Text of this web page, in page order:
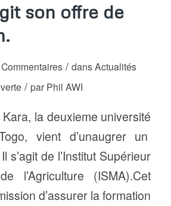
son offre de
/ dansActualités
/ par Phil AWI
Kara, la deuxieme université
vient d’unaugrer un
s’agit de l’Institut Supérieur
l’Agriculture (ISMA).Cet
d’assurer la formation